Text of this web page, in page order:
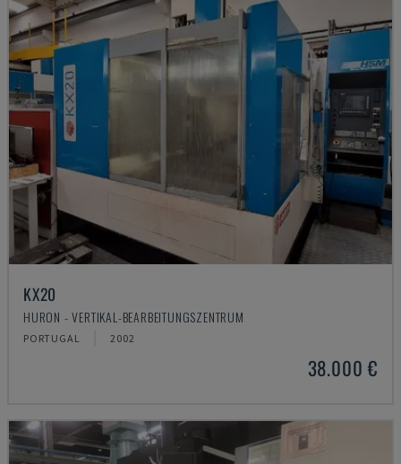
KX20
HURON - VERTIKAL-BEARBEITUNGSZENTRUM
PORTUGAL 2002
38.000 €